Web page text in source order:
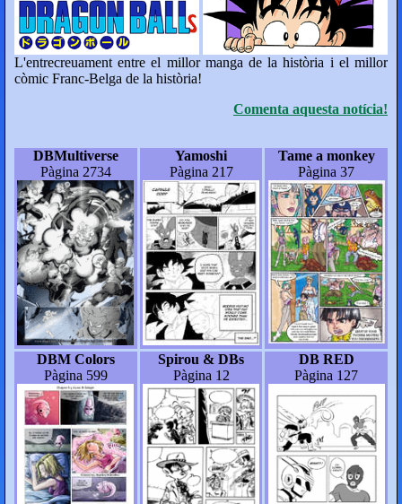
L'entrecreuament entre el millor manga de la història i el millor
còmic Franc-Belga de la història!
Comenta aquesta notícia!
DBMultiverse
Pàgina 2734
Yamoshi
Pàgina 217
Tame a monkey
Pàgina 37
DBM Colors
Pàgina 599
Spirou & DBs
Pàgina 12
DB RED
Pàgina 127